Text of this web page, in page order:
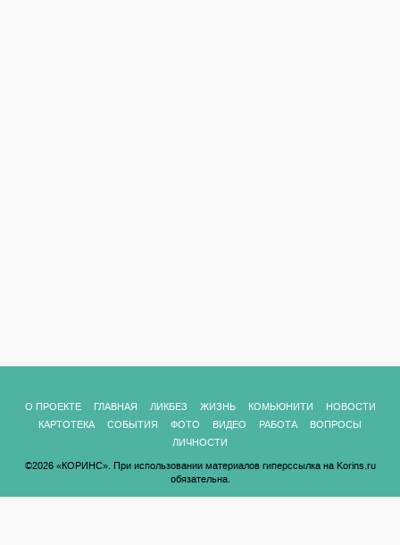
О ПРОЕКТЕ ГЛАВНАЯ ЛИКБЕЗ ЖИЗНЬ КОМЬЮНИТИ
НОВОСТИ
КАРТОТЕКА
СОБЫТИЯ ФОТО ВИДЕО РАБОТА
ВОПРОСЫ
ЛИЧНОСТИ
©2026 «КОРИНС». При использовании материалов гиперссылка на Korins.ru
обязательна.